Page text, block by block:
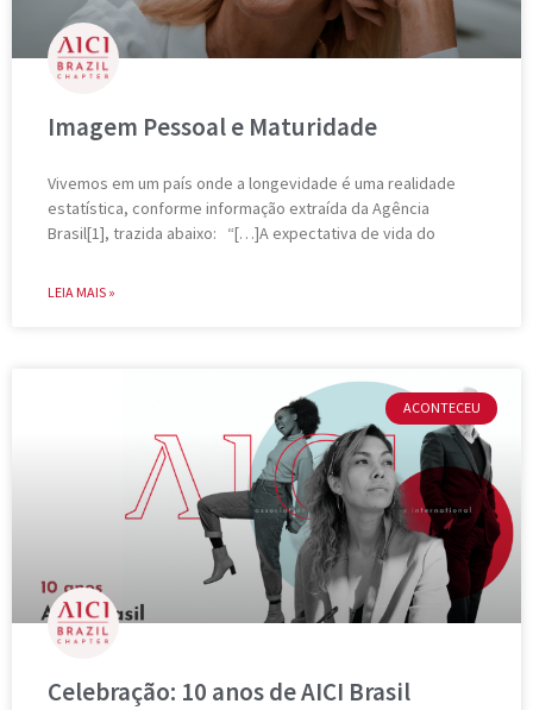
Imagem Pessoal e Maturidade
Vivemos em um país onde a longevidade é uma realidade
estatística, conforme informação extraída da Agência
Brasil[1], trazida abaixo: “[…]A expectativa de vida do
LEIA MAIS »
ACONTECEU
Celebração: 10 anos de AICI Brasil